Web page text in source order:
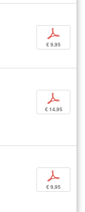
p
€ 9,95
p
€ 14,95
p
€ 9,95